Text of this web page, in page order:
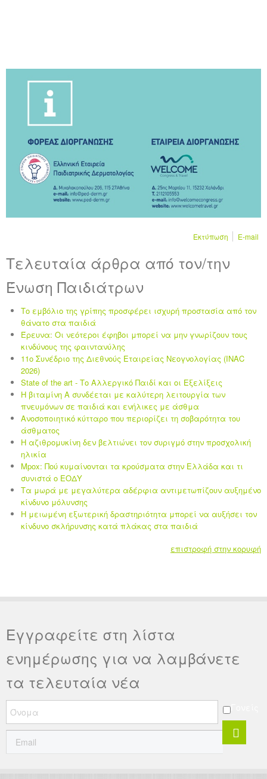
Εκτύπωση E-mail
Τελευταία άρθρα από τον/την
Ένωση Παιδιάτρων
Το εμβόλιο της γρίπης προσφέρει ισχυρή προστασία από τον
θάνατο στα παιδιά
Έρευνα: Οι νεότεροι έφηβοι μπορεί να μην γνωρίζουν τους
κινδύνους της φαιντανύλης
11ο Συνέδριο της Διεθνούς Εταιρείας Νεογνολογίας (INAC
2026)
State of the art - Το Αλλεργικό Παιδί και οι Eξελίξεις
Η βιταμίνη Α συνδέεται με καλύτερη λειτουργία των
πνευμόνων σε παιδιά και ενήλικες με άσθμα
Ανοσοποιητικό κύτταρο που περιορίζει τη σοβαρότητα του
άσθματος
Η αζιθρομυκίνη δεν βελτιώνει τον συριγμό στην προσχολική
ηλικία
Mpox: Πού κυμαίνονται τα κρούσματα στην Ελλάδα και τι
συνιστά ο ΕΟΔΥ
Τα μωρά με μεγαλύτερα αδέρφια αντιμετωπίζουν αυξημένο
κίνδυνο μόλυνσης
Η μειωμένη εξωτερική δραστηριότητα μπορεί να αυξήσει τον
κίνδυνο σκλήρυνσης κατά πλάκας στα παιδιά
επιστροφή στην κορυφή
Εγγραφείτε στη λίστα
ενημέρωσης για να λαμβάνετε
τα τελευταία νέα
Γονείς